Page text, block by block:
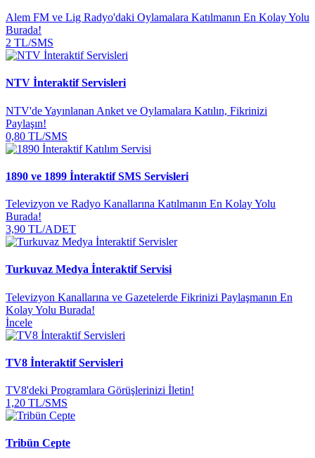
Alem FM ve Lig Radyo'daki Oylamalara Katılmanın En Kolay Yolu
Burada!
2 TL/SMS
NTV İnteraktif Servisleri
NTV'de Yayınlanan Anket ve Oylamalara Katılın, Fikrinizi
Paylaşın!
0,80 TL/SMS
1890 ve 1899 İnteraktif SMS Servisleri
Televizyon ve Radyo Kanallarına Katılmanın En Kolay Yolu
Burada!
3,90 TL/ADET
Turkuvaz Medya İnteraktif Servisi
Televizyon Kanallarına ve Gazetelerde Fikrinizi Paylaşmanın En
Kolay Yolu Burada!
İncele
TV8 İnteraktif Servisleri
TV8'deki Programlara Görüşlerinizi İletin!
1,20 TL/SMS
Tribün Cepte